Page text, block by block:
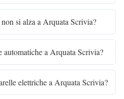
si alza a Arquata Scrivia?
automatiche a Arquata Scrivia?
elettriche a Arquata Scrivia?